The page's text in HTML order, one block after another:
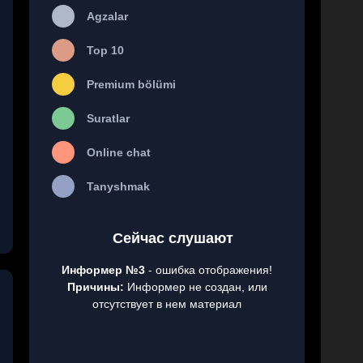
Agzalar
Top 10
Premium bölümi
Suratlar
Online chat
Tanyshmak
Сейчас слушают
Информер №3 - ошибка отображения!
Причины: Информер не создан, или
отсутствует в нем материал